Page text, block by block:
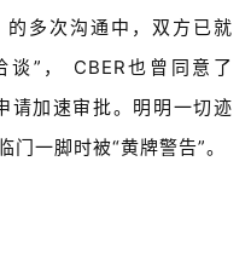
的多次沟通中，双方已就
谈 ” ， CBER也曾同意了
请加速审批。明明一切迹
门一脚时被“黄牌警告”。